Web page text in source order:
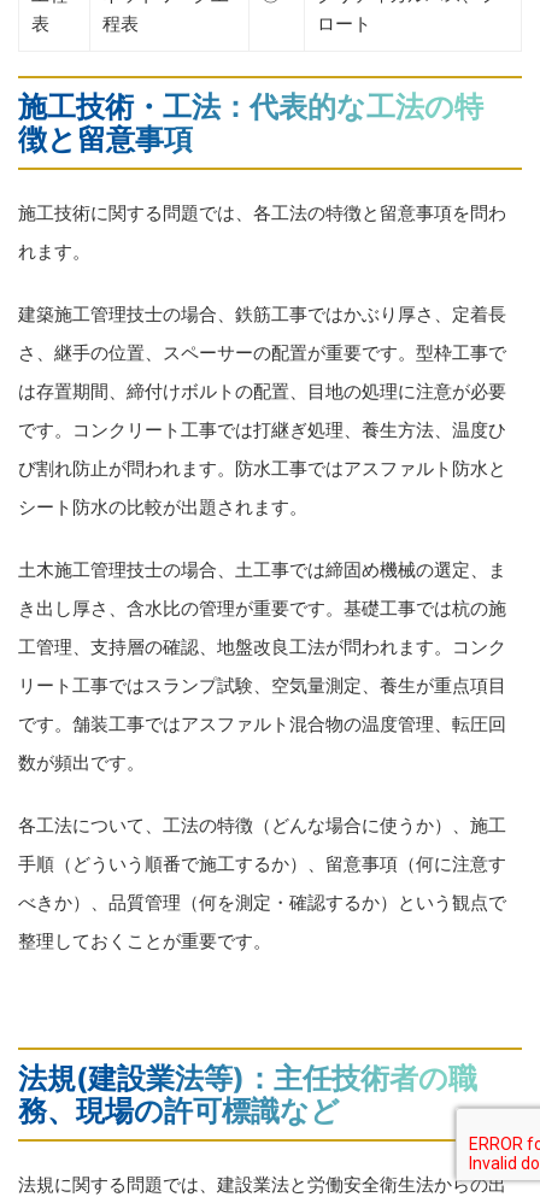
表
程表
ロート
施工技術・工法：代表的な工法の特
徴と留意事項
施工技術に関する問題では、各工法の特徴と留意事項を問わ
れます。
建築施工管理技士の場合、鉄筋工事ではかぶり厚さ、定着長
さ、継手の位置、スペーサーの配置が重要です。型枠工事で
は存置期間、締付けボルトの配置、目地の処理に注意が必要
です。コンクリート工事では打継ぎ処理、養生方法、温度ひ
び割れ防止が問われます。防水工事ではアスファルト防水と
シート防水の比較が出題されます。
土木施工管理技士の場合、土工事では締固め機械の選定、ま
き出し厚さ、含水比の管理が重要です。基礎工事では杭の施
工管理、支持層の確認、地盤改良工法が問われます。コンク
リート工事ではスランプ試験、空気量測定、養生が重点項目
です。舗装工事ではアスファルト混合物の温度管理、転圧回
数が頻出です。
各工法について、工法の特徴（どんな場合に使うか）、施工
手順（どういう順番で施工するか）、留意事項（何に注意す
べきか）、品質管理（何を測定・確認するか）という観点で
整理しておくことが重要です。
法規(建設業法等)：主任技術者の職
務、現場の許可標識など
法規に関する問題では、建設業法と労働安全衛生法からの出